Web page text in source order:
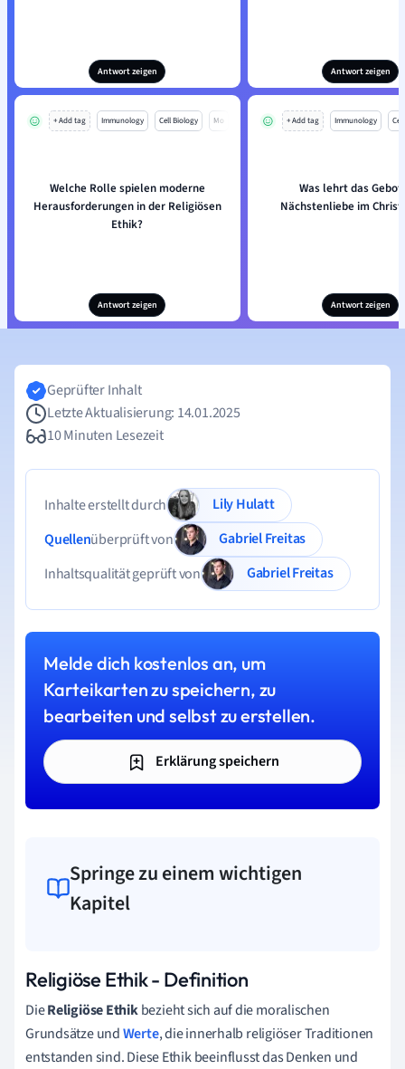
Antwort zeigen Antwort zeigen
+ Add tag Immunology Cell Biology Mo
Welche Rolle spielen moderne
Herausforderungen in der Religiösen
Ethik?
Antwort zeigen
+ Add tag Immunology
Was lehrt das
Nächstenliebe im
Antwort zeigen
Geprüfter Inhalt
Letzte Aktualisierung: 14.01.2025
10 Minuten Lesezeit
Inhalte erstellt durch
Lily Hulatt
Quellenüberprüft von
Gabriel Freitas
Inhaltsqualität geprüft von
Gabriel Freitas
Melde dich kostenlos an, um
Karteikarten zu speichern, zu
bearbeiten und selbst zu erstellen.
Erklärung speichern
Springe zu einem wichtigen
Kapitel
Religiöse Ethik - Definition
DieReligiöse Ethikbezieht sich auf die moralischen
Grundsätze undWerte, die innerhalb religiöser Traditionen
entstanden sind. Diese Ethik beeinflusst das Denken und